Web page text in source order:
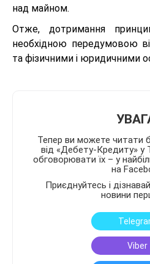
над майном.
Отже, дотримання
необхідною передумовою
та фізичними і юридичними
Тепер ви можете читати
від «Дебету-Кредиту» у
обговорювати їх – у
на
Приєднуйтесь і
новини
Viber